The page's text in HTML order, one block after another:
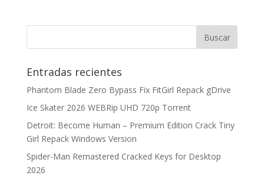
Entradas recientes
Phantom Blade Zero Bypass Fix FitGirl Repack gDrive
Ice Skater 2026 WEBRip UHD 720p Torrent
Detroit: Become Human – Premium Edition Crack Tiny
Girl Repack Windows Version
Spider-Man Remastered Cracked Keys for Desktop
2026